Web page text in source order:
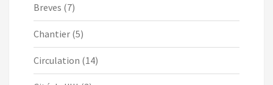
Breves (7)
Chantier (5)
Circulation (14)